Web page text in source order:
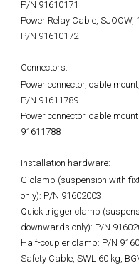
P/N 91610171
Power Relay Cable, SJOOW,
P/N 91610172
Connectors:
Power connector, cable
P/N 91611789
Power connector, cable
91611788
Installation hardware:
G-clamp (suspension with
only): P/N 91602003
Quick trigger clamp
downwards only): P/N
Half-coupler clamp: P/N
Safety Cable, SWL 60 kg,